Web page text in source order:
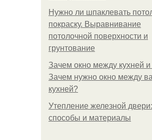
Нужно ли шпаклевать
покраску. Выравнивание
потолочной поверхности и
грунтование
Зачем окно между кухней
Зачем нужно окно между
кухней?
Утепление железной
способы и материалы